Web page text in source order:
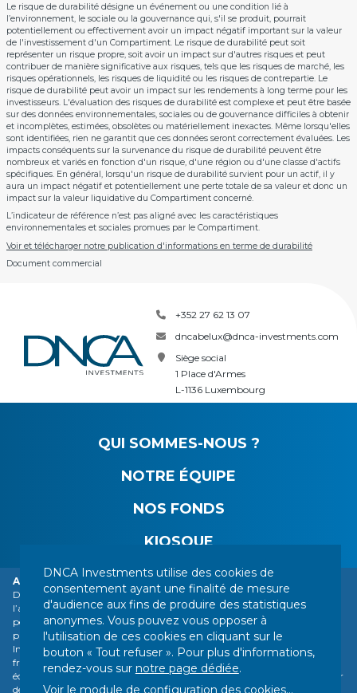
Alerte vigilance : usurpation d’identité de DNCA Finance.
DNCA Finance, société affiliée de Natixis Investment Managers, attire
l’attention du public sur l’usurpation de son identité par différentes
personnes ou sociétés basées à l’étranger, parmi lesquelles une société se
présentant comme une entreprise de services financiers s’intitulant «
Influx Finance ». Ces personnes et sociétés font référence de manière
frauduleuse au nom de DNCA Finance ou DNCA Investments dans les
échanges qu’elles peuvent avoir avec des particuliers pour recommander
des investissements de diverses natures (bitcoin, or, actions, etc.).
Le risque de durabilité désigne un événement ou une condition lié à
l’environnement, le sociale ou la gouvernance qui, s'il se produit, pourrait
potentiellement ou effectivement avoir un impact négatif important sur la valeur
de l'investissement d'un Compartiment. Le risque de durabilité peut soit
représenter un risque propre, soit avoir un impact sur d'autres risques et peut
contribuer de manière significative aux risques, tels que les risques de marché, les
risques opérationnels, les risques de liquidité ou les risques de contrepartie. Le
risque de durabilité peut avoir un impact sur les rendements à long terme pour les
investisseurs. L'évaluation des risques de durabilité est complexe et peut être basée
sur des données environnementales, sociales ou de gouvernance difficiles à obtenir
et incomplètes, estimées, obsolètes ou matériellement inexactes. Même lorsqu'elles
sont identifiées, rien ne garantit que ces données seront correctement évaluées. Les
impacts conséquents sur la survenance du risque de durabilité peuvent être
nombreux et variés en fonction d'un risque, d'une région ou d'une classe d'actifs
spécifiques. En général, lorsqu'un risque de durabilité survient pour un actif, il y
aura un impact négatif et potentiellement une perte totale de sa valeur et donc un
impact sur la valeur liquidative du Compartiment concerné.
L’indicateur de référence n’est pas aligné avec les caractéristiques
environnementales et sociales promues par le Compartiment.
Voir et télécharger notre publication d'informations en terme de durabilité
Document commercial
+352 27 62 13 07
dncabelux@dnca-investments.com
Siège social
1 Place d'Armes
L-1136 Luxembourg
QUI SOMMES-NOUS ?
NOTRE ÉQUIPE
NOS FONDS
KIOSQUE
VOS CONTACTS
MENTIONS LÉGALES
INFORMATIONS RÉGLEMENTAIRES
VOS DONNÉES PERSONNELLES
PLAN DU SITE
GESTION DES COOKIES
NOUS SUIVRE :
DNCA Investments utilise des cookies de
consentement ayant une finalité de mesure
d'audience aux fins de produire des statistiques
anonymes. Vous pouvez vous opposer à
l'utilisation de ces cookies en cliquant sur le
bouton « Tout refuser ». Pour plus d'informations,
rendez-vous sur notre page dédiée.
Voir le module de configuration des cookies...